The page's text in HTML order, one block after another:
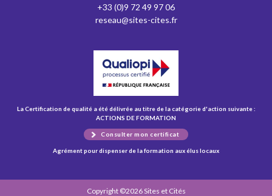
+33 (0)9 72 49 97 06
reseau@sites-cites.fr
La Certification de qualité a été délivrée au titre de la catégorie d'action suivante :
ACTIONS DE FORMATION
Consulter mon certificat
Agrément pour dispenser de la formation aux élus locaux
Copyright ©2026 Sites et Cités